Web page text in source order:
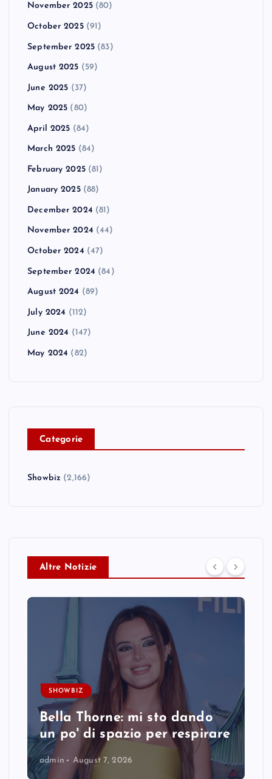
November 2025(80)
October 2025(91)
September 2025 (83)
August 2025 (59)
June 2025 (37)
May 2025 (80)
April 2025 (84)
March 2025 (84)
February 2025(81)
January 2025(88)
December 2024 (81)
November 2024 (44)
October 2024 (47)
September 2024 (84)
August 2024 (89)
July 2024 (112)
June 2024 (147)
May 2024 (82)
Categorie
Showbiz (2,166)
Altre Notizie
SHOWBIZ
Bella Thorne: mi sto dando
un po' di spazio per respirare
admin August 7, 2026